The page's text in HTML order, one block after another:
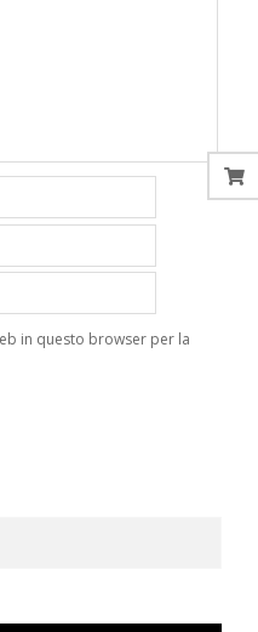
in questo browser per la